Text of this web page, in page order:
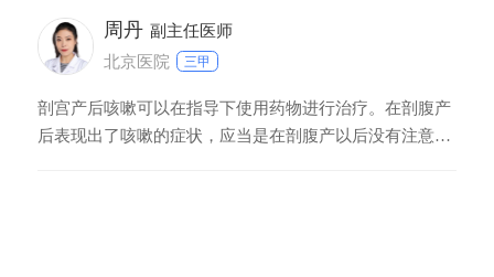
周丹 副主任医师
北京医院
三甲
剖宫产后咳嗽可以在指导下使用药物进行治疗。在剖腹产
后表现出了咳嗽的症状，应当是在剖腹产以后没有注意进